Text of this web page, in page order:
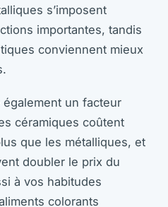
s’imposent
importantes, tandis
conviennent mieux
un facteur
céramiques coûtent
que les métalliques, et
doubler le prix du
à vos habitudes
colorants